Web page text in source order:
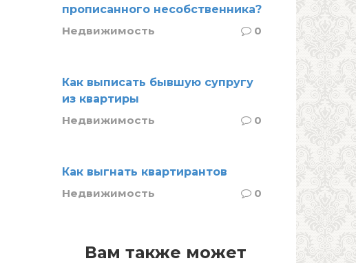
прописанного несобственника?
Недвижимость
0
Как выписать бывшую супругу
из квартиры
Недвижимость
0
Как выгнать квартирантов
Недвижимость
0
Вам также может